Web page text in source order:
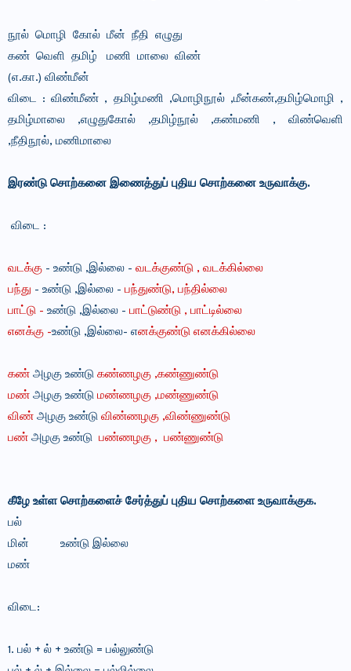
நூல் மொழி கோல் மீன் நீதி எழுது
கண் வெளி தமிழ் மணி மாலை விண்
(எ.கா.) விண்மீன்
விடை : விண்மீண் , தமிழ்மணி ,மொழிநூல் ,மீன்கண்,தமிழ்மொழி ,
தமிழ்மாலை ,எழுதுகோல் ,தமிழ்நூல் ,கண்மணி , விண்வெளி
,நீதிநூல், மணிமாலை
இரண்டு சொற்கனை இணைத்துப் புதிய சொற்கனை உருவாக்கு.
விடை :
வடக்கு - உண்டு ,இல்லை - வடக்குண்டு , வடக்கில்லை
பந்து - உண்டு ,இல்லை - பந்துண்டு, பந்தில்லை
பாட்டு - உண்டு ,இல்லை - பாட்டுண்டு , பாட்டில்லை
எனக்கு -உண்டு ,இல்லை- எனக்குண்டு எனக்கில்லை
கண் அழகு உண்டு கண்ணழகு ,கண்ணுண்டு
மண் அழகு உண்டு மண்ணழகு ,மண்ணுண்டு
விண் அழகு உண்டு விண்ணழகு ,விண்ணுண்டு
பண் அழகு உண்டு பண்ணழகு , பண்ணுண்டு
கீழே உள்ள சொற்களைச் சேர்த்துப் புதிய சொற்களை உருவாக்குக.
பல்
மின் உண்டு இல்லை
மண்
விடை:
1. பல் + ல் + உண்டு = பல்லுண்டு